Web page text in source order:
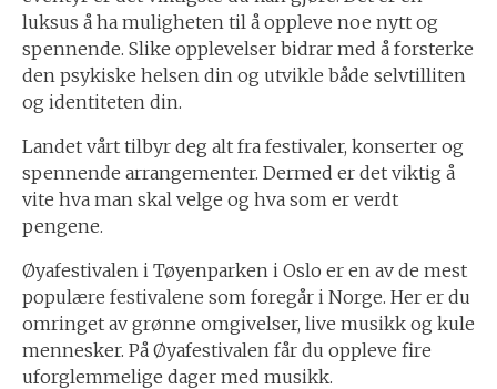
luksus å ha muligheten til å oppleve noe nytt og
spennende. Slike opplevelser bidrar med å forsterke
den psykiske helsen din og utvikle både selvtilliten
og identiteten din.
Landet vårt tilbyr deg alt fra festivaler, konserter og
spennende arrangementer. Dermed er det viktig å
vite hva man skal velge og hva som er verdt
pengene.
Øyafestivalen i Tøyenparken i Oslo er en av de mest
populære festivalene som foregår i Norge. Her er du
omringet av grønne omgivelser, live musikk og kule
mennesker. På Øyafestivalen får du oppleve fire
uforglemmelige dager med musikk.